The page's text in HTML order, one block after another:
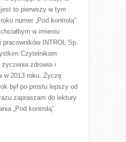
jest to pierwszy w tym
roku numer „Pod kontrolą”
chciałbym w imieniu
INTROL Sp.
Czytelnikom
zdrowia i
w 2013 roku. Życzę
był po prostu lepszy od
zapraszam do lektury
„Pod kontrolą”.